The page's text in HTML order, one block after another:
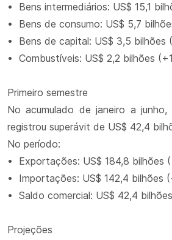
• Bens intermediários: US$ 15,1
• Bens de consumo: US$ 5,7
• Bens de capital: US$ 3,5 bilhões
• Combustíveis: US$ 2,2 bilhões
Primeiro semestre
No acumulado de janeiro a junho,
registrou superávit de US$ 42,4
No período:
• Exportações: US$ 184,8 bilhões
• Importações: US$ 142,4 bilhões
• Saldo comercial: US$ 42,4
Projeções